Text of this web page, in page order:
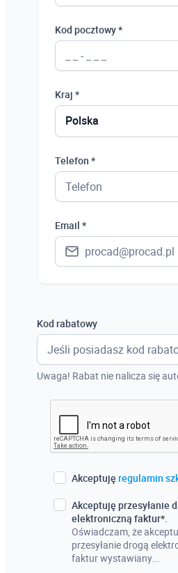
Kod pocztowy *
Kraj *
Polska
Telefon *
Email *
Kod rabatowy
Uwaga! Rabat nie nalicza się
Akceptuję regulamin
Akceptuję przesyłanie
elektroniczną faktur*.
Oświadczam, że
przesyłanie drogą
faktur wystawiany...
Polska
Ukraina
Niemcy
Wielka Brytania
Włochy
Francja
Szwecja
Holandia
Czechy